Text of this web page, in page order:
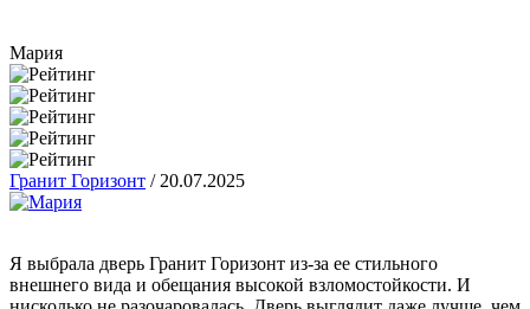
Мария
Гранит Горизонт / 20.07.2025
Я выбрала дверь Гранит Горизонт из-за ее стильного
внешнего вида и обещания высокой взломостойкости. И